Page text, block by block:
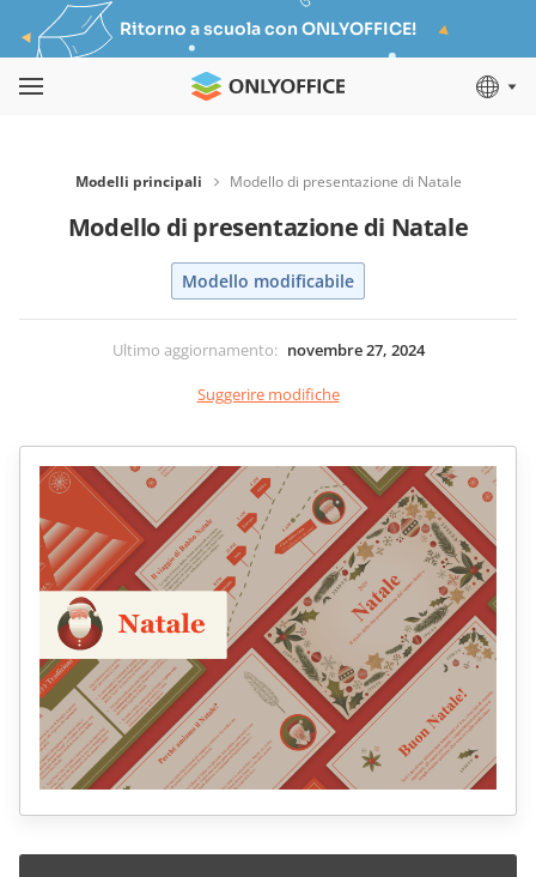
Ritorno a scuola con ONLYOFFICE!
Modelli principali Modello di presentazione di Natale
Modello di presentazione di Natale
Modello modificabile
Ultimo aggiornamento: novembre 27, 2024
Suggerire modifiche